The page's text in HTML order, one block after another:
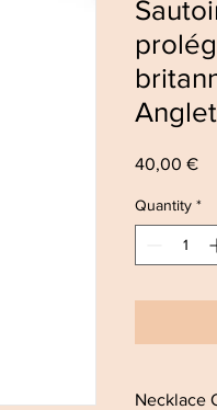
40,00 €
Quantity *
Necklace